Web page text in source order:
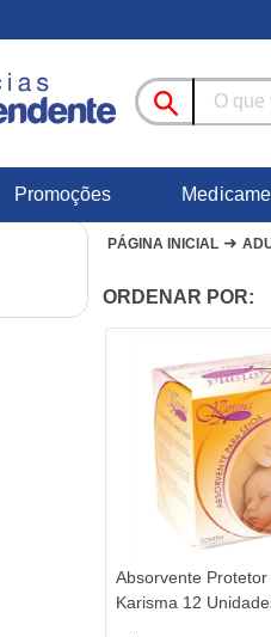
Promoções
PÁGINA INICIAL ➜
ORDENAR POR:
Absorvente
Karisma 12